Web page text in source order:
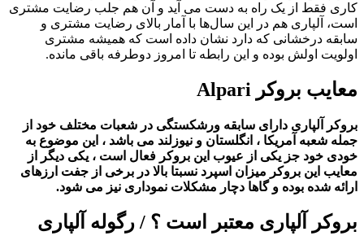
کاری فقط از یک راه به دست می آید و آن هم جلب رضایت مشتری
است، آلپاری هم در این سال‌ها با آمار بالای رضایت مشتری و
سابقه درخشانی که دارد نشان داده است که همیشه مشتری
اولویت اولش بوده و این رابطه تا امروز دوطرفه باقی مانده.
معایب بروکر Alpari
بروکر آلپاری دارای سابقه ورشکستگی در شعبات مختلف خود از
جمله شعبه آمریکا ، انگلستان و نیوزلند می باشد ، این موضوع به
خودی خود جز یکی از عیوب این بروکر فعال است ، یکی دیگر از
معایب این بروکر میزان اسپرد نسبتا بالا در برخی از جفت ارزهای
ارائه شده بوده و گاها دچار مشکلات نموداری نیز می شود.
بروکر آلپاری معتبر است ؟ / رگوله آلپاری